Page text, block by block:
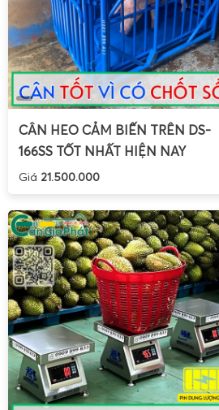
CÂN HEO CẢM BIẾN TRÊN DS-
166SS TỐT NHẤT HIỆN NAY
Giá 21.500.000